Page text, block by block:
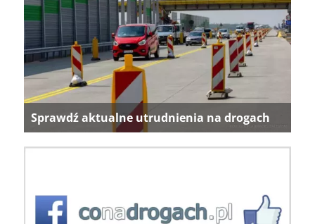
Sprawdź aktualne utrudnienia na drogach